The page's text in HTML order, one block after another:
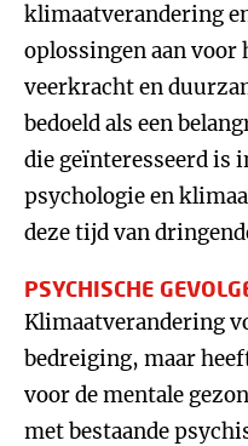
klimaatverandering
oplossingen aan voor
veerkracht en
bedoeld als een
die geïnteresseerd is
psychologie en
deze tijd van
PSYCHISCHE
Klimaatverandering
bedreiging, maar
voor de mentale
met bestaande